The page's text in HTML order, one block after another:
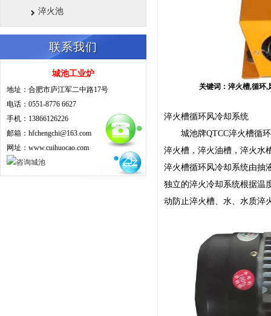
淬火池
联系我们
城池工业炉
地址：合肥市庐江军二中路17号
电话：0551-8776 6627
手机：13866126226
邮箱：hfchengchi@163.com
网址：www.cuihuocao.com
关键词：淬火槽,循环,
淬火槽循环风冷却系统
城池牌QTCC淬火槽循环
淬火槽，淬火油槽，淬火水
淬火槽循环风冷却系统由抽
独立的淬火冷却系统根据温
动防止淬火槽、水、水质淬